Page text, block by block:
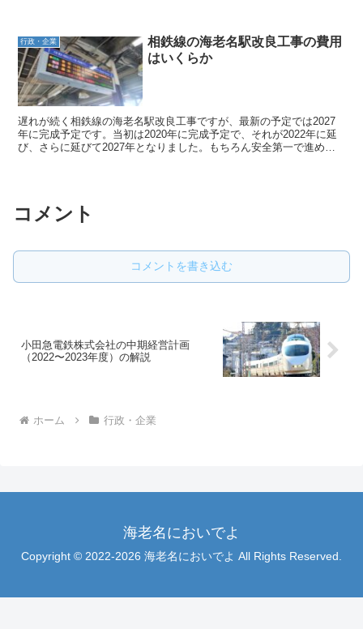
行政・企業
相鉄線の海老名駅改良工事の費用
はいくらか
遅れが続く相鉄線の海老名駅改良工事ですが、最新の予定では2027
年に完成予定です。当初は2020年に完成予定で、それが2022年に延
び、さらに延びて2027年となりました。もちろん安全第一で進める
コメント
コメントを書き込む
小田急電鉄株式会社の中期経営計画
（2022〜2023年度）の解説
ホーム 行政・企業
海老名においでよ
Copyright © 2022-2026 海老名においでよ All Rights Reserved.